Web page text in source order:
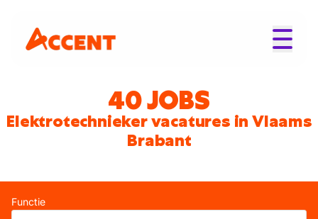
40 JOBS
Elektrotechnieker vacatures in Vlaams
Brabant
Functie